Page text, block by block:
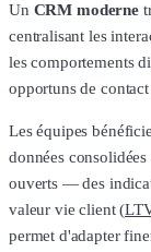
Un CRM moderne
centralisant les
les comportements
opportuns de
Les équipes
données
ouverts — des
valeur vie client (
permet d'adapter